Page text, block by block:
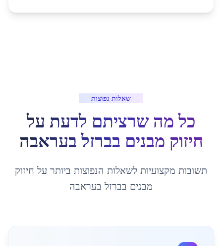
שאלות נפוצות
כל מה שרציתם לדעת על
חיזוק מבנים בברזלבעראבה
תשובות מקצועיות לשאלות הנפוצות ביותר על חיזוק
מבנים בברזל בעראבה